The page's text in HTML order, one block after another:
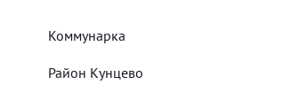
Коммунарка
Район Кунцево